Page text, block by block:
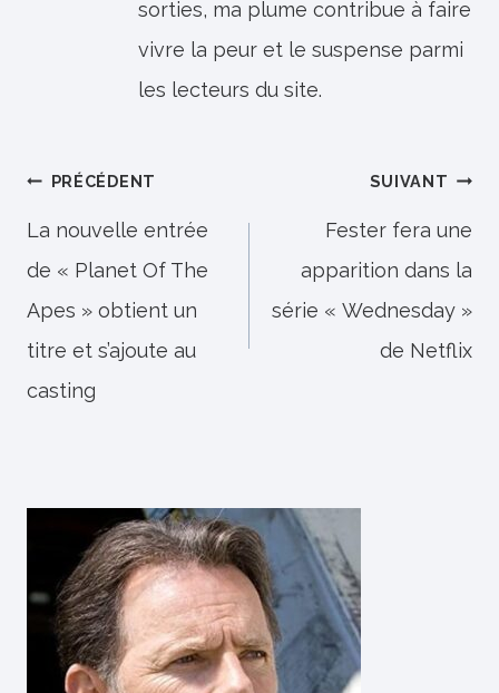
sorties, ma plume contribue à faire
vivre la peur et le suspense parmi
les lecteurs du site.
Navigation
de
l’article
PRÉCÉDENT
La nouvelle entrée
de « Planet Of The
Apes » obtient un
titre et s’ajoute au
casting
SUIVANT
Fester fera une
apparition dans la
série « Wednesday »
de Netflix